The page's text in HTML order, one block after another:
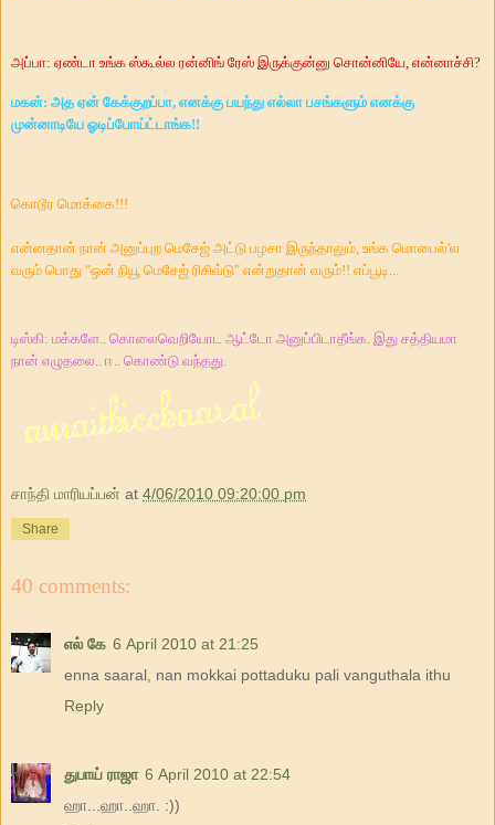
அப்பா: ஏண்டா உங்க ஸ்கூல்ல ரன்னிங் ரேஸ் இருக்குன்னு சொன்னியே என்னாச்சி?
மகன்: அத ஏன் கேக்குறப்பா, எனக்கு பயந்து எல்லா பசங்களும் எனக்கு
முன்னாடியே ஓடிப்போய்ட்டாங்க!!
கொடூர மொக்கை!!!
என்னதான் நான் அனுப்புற மெசேஜ் அட்டு பழசா இருந்தாலும் உங்க மொபைல்'ல
வரும் பொது "ஒன் நியூ மெசேஜ் ரிசிவ்டு" என்றுதான் வரும்!! எப்பூடி...
டிஸ்கி: மக்களே.. கொலைவெறியோட ஆட்டோ அனுப்பிடாதீங்க. இது சத்தியமா
நான் எழுதலை.. ஈ.. கொண்டு வந்தது.
சாந்தி மாரியப்பன் at 4/06/2010 09:20:00 pm
Share
40 comments:
எல் கே 6 April 2010 at 21:25
enna saaral, nan mokkai pottaduku pali vanguthala ithu
Reply
துபாய் ராஜா 6 April 2010 at 22:54
ஹா...ஹா..ஹா. :))